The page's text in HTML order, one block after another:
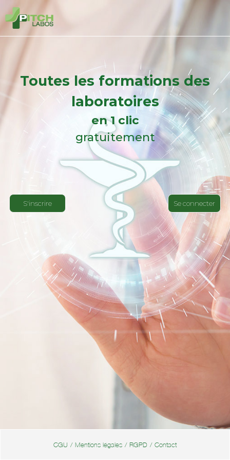
Toutes les formations des
laboratoires
en 1 clic
gratuitement
S'inscrire Se connecter
CGU / Mentions légales / RGPD / Contact